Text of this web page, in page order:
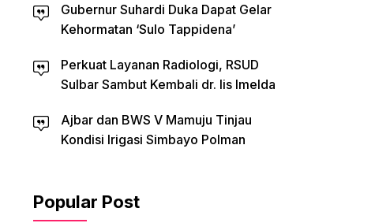
Gubernur Suhardi Duka Dapat Gelar
Kehormatan ‘Sulo Tappidena’
Perkuat Layanan Radiologi, RSUD
Sulbar Sambut Kembali dr. Iis Imelda
Ajbar dan BWS V Mamuju Tinjau
Kondisi Irigasi Simbayo Polman
Popular Post